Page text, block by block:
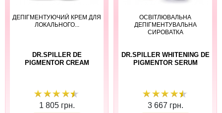
ДЕПІГМЕНТУЮЧИЙ КРЕМ ДЛЯ
ЛОКАЛЬНОГО...
DR.SPILLER DE
PIGMENTOR CREAM
1 805 грн.
ОСВІТЛЮВАЛЬНА
ДЕПІГМЕНТУВАЛЬНА
СИРОВАТКА
DR.SPILLER WHITENING DE
PIGMENTOR SERUM
3 667 грн.